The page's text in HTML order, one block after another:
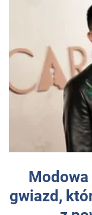
Modowa
gwiazd,